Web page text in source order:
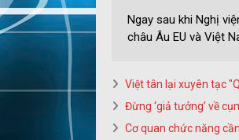
Ngay sau khi Nghị
châu Âu EU và Việt
Việt tân lại xuyên tạc
Đừng ‘giả tưởng’ về
Cơ quan chức năng